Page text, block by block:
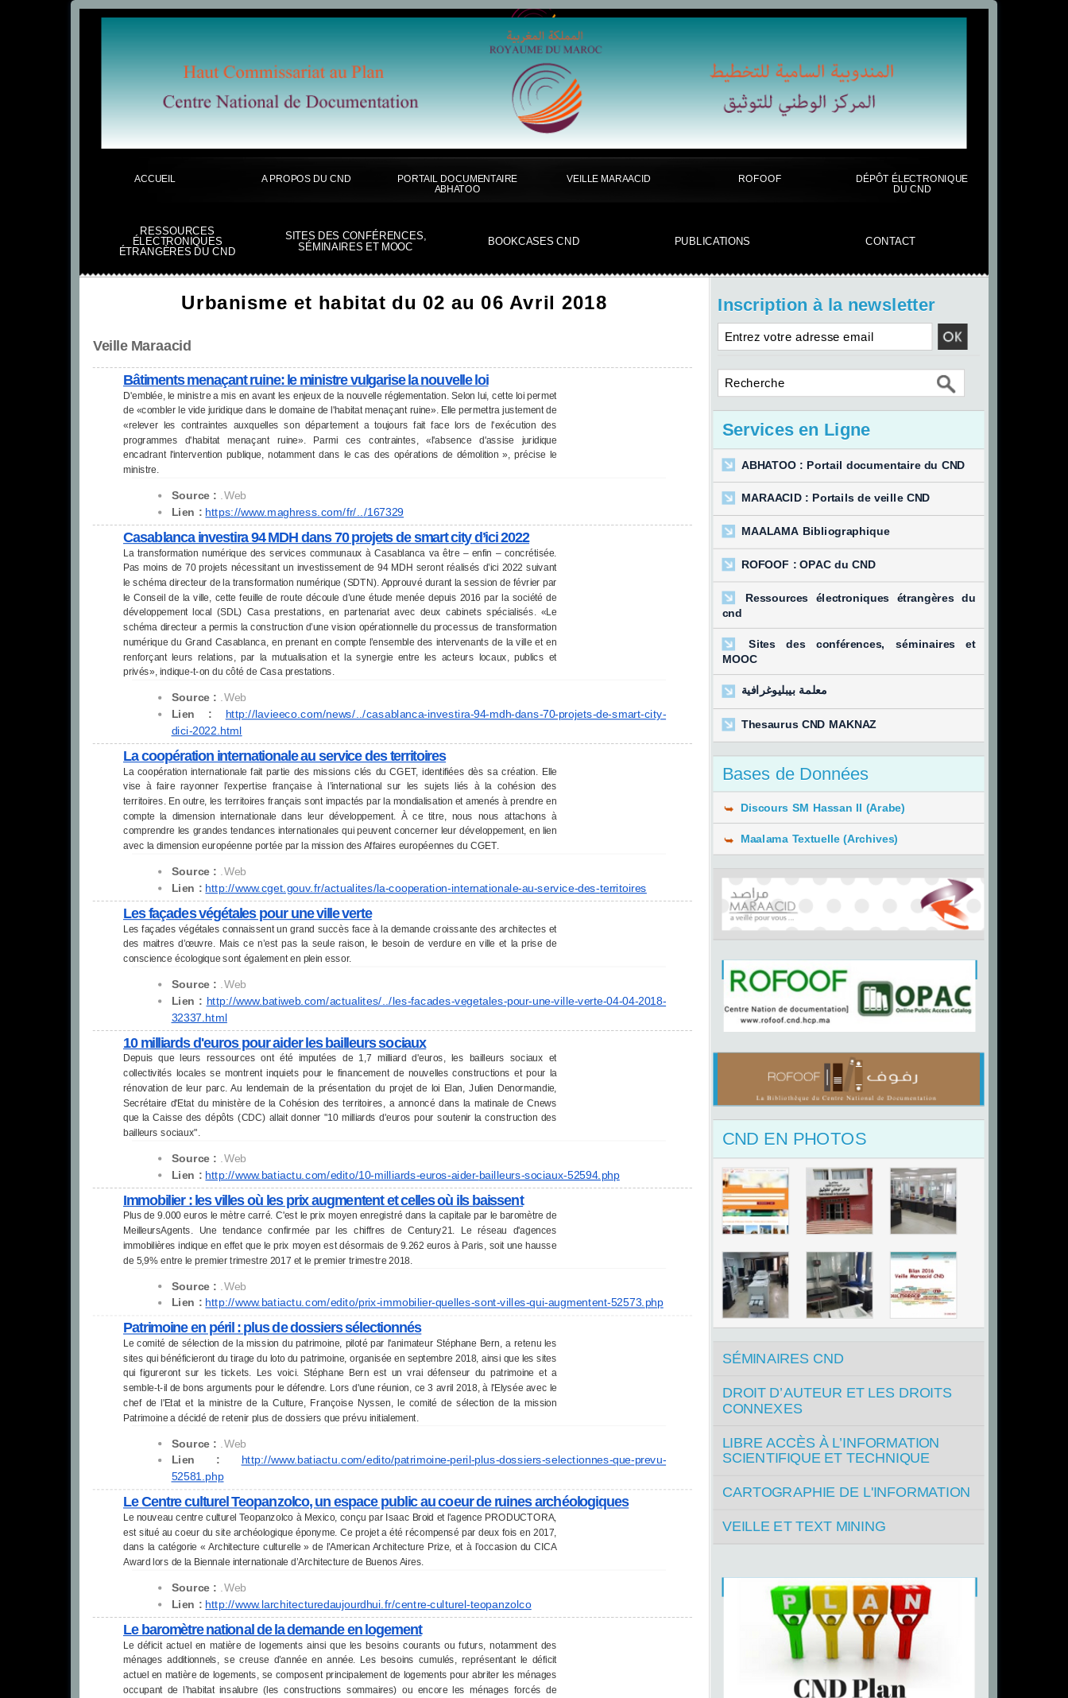
ACCUEIL A PROPOS DU CND PORTAIL DOCUMENTAIRE
ABHATOO
VEILLE MARAACID ROFOOF DÉPÔT ÉLECTRONIQUE
DU CND
RESSOURCES
ÉLECTRONIQUES
ÉTRANGÈRES DU CND
SITES DES CONFÉRENCES,
SÉMINAIRES ET MOOC
BOOKCASES CND PUBLICATIONS CONTACT
Urbanisme et habitat du 02 au 06 Avril 2018
Veille Maraacid
Bâtiments menaçant ruine: le ministre vulgarise la nouvelle loi
D'emblée, le ministre a mis en avant les enjeux de la nouvelle réglementation. Selon lui, cette loi permet
de «combler le vide juridique dans le domaine de l'habitat menaçant ruine». Elle permettra justement de
«relever les contraintes auxquelles son département a toujours fait face lors de l'exécution des
programmes d'habitat menaçant ruine». Parmi ces contraintes, «l'absence d'assise juridique
encadrant l'intervention publique, notamment dans le cas des opérations de démolition », précise le
ministre.
Source : .Web
Lien : https://www.maghress.com/fr/../167329
Casablanca investira 94 MDH dans 70 projets de smart city d’ici 2022
La transformation numérique des services communaux à Casablanca va être – enfin – concrétisée.
Pas moins de 70 projets nécessitant un investissement de 94 MDH seront réalisés d’ici 2022 suivant
le schéma directeur de la transformation numérique (SDTN). Approuvé durant la session de février par
le Conseil de la ville, cette feuille de route découle d’une étude menée depuis 2016 par la société de
développement local (SDL) Casa prestations, en partenariat avec deux cabinets spécialisés. «Le
schéma directeur a permis la construction d’une vision opérationnelle du processus de transformation
numérique du Grand Casablanca, en prenant en compte l’ensemble des intervenants de la ville et en
renforçant leurs relations, par la mutualisation et la synergie entre les acteurs locaux, publics et
privés», indique-t-on du côté de Casa prestations.
Source : .Web
Lien : http://lavieeco.com/news/../casablanca-investira-94-mdh-dans-70-projets-de-smart-city-
dici-2022.html
La coopération internationale au service des territoires
La coopération internationale fait partie des missions clés du CGET, identifiées dès sa création. Elle
vise à faire rayonner l’expertise française à l’international sur les sujets liés à la cohésion des
territoires. En outre, les territoires français sont impactés par la mondialisation et amenés à prendre en
compte la dimension internationale dans leur développement. À ce titre, nous nous attachons à
comprendre les grandes tendances internationales qui peuvent concerner leur développement, en lien
avec la dimension européenne portée par la mission des Affaires européennes du CGET.
Source : .Web
Lien : http://www.cget.gouv.fr/actualites/la-cooperation-internationale-au-service-des-territoires
Les façades végétales pour une ville verte
Les façades végétales connaissent un grand succès face à la demande croissante des architectes et
des maitres d’œuvre. Mais ce n’est pas la seule raison, le besoin de verdure en ville et la prise de
conscience écologique sont également en plein essor.
Source : .Web
Lien : http://www.batiweb.com/actualites/../les-facades-vegetales-pour-une-ville-verte-04-04-2018-
32337.html
10 milliards d'euros pour aider les bailleurs sociaux
Depuis que leurs ressources ont été imputées de 1,7 milliard d'euros, les bailleurs sociaux et
collectivités locales se montrent inquiets pour le financement de nouvelles constructions et pour la
rénovation de leur parc. Au lendemain de la présentation du projet de loi Elan, Julien Denormandie,
Secrétaire d'Etat du ministère de la Cohésion des territoires, a annoncé dans la matinale de Cnews
que la Caisse des dépôts (CDC) allait donner "10 milliards d'euros pour soutenir la construction des
bailleurs sociaux".
Source : .Web
Lien : http://www.batiactu.com/edito/10-milliards-euros-aider-bailleurs-sociaux-52594.php
Immobilier : les villes où les prix augmentent et celles où ils baissent
Plus de 9.000 euros le mètre carré. C'est le prix moyen enregistré dans la capitale par le baromètre de
MeilleursAgents. Une tendance confirmée par les chiffres de Century21. Le réseau d'agences
immobilières indique en effet que le prix moyen est désormais de 9.262 euros à Paris, soit une hausse
de 5,9% entre le premier trimestre 2017 et le premier trimestre 2018.
Source :
.Web
Lien : http://www.batiactu.com/edito/prix-immobilier-quelles-sont-villes-qui-augmentent-52573.php
Patrimoine en péril : plus de dossiers sélectionnés
Le comité de sélection de la mission du patrimoine, piloté par l'animateur Stéphane Bern, a retenu les
sites qui bénéficieront du tirage du loto du patrimoine, organisée en septembre 2018, ainsi que les sites
qui figureront sur les tickets. Les voici. Stéphane Bern est un vrai défenseur du patrimoine et a
semble-t-il de bons arguments pour le défendre. Lors d'une réunion, ce 3 avril 2018, à l'Elysée avec le
chef de l'Etat et la ministre de la Culture, Françoise Nyssen, le comité de sélection de la mission
Patrimoine a décidé de retenir plus de dossiers que prévu initialement.
Source :
.Web
Lien : http://www.batiactu.com/edito/patrimoine-peril-plus-dossiers-selectionnes-que-prevu-
52581.php
Le Centre culturel Teopanzolco, un espace public au coeur de ruines archéologiques
Le nouveau centre culturel Teopanzolco à Mexico, conçu par Isaac Broid et l’agence PRODUCTORA,
est situé au coeur du site archéologique éponyme. Ce projet a été récompensé par deux fois en 2017,
dans la catégorie « Architecture culturelle » de l’American Architecture Prize, et à l’occasion du CICA
Award lors de la Biennale internationale d’Architecture de Buenos Aires.
Source : .Web
Lien : http://www.larchitecturedaujourdhui.fr/centre-culturel-teopanzolco
Le baromètre national de la demande en logement
Le déficit actuel en matière de logements ainsi que les besoins courants ou futurs, notamment des
ménages additionnels, se creuse d’année en année. Les besoins cumulés, représentant le déficit
actuel en matière de logements, se composent principalement de logements pour abriter les ménages
occupant de l’habitat insalubre (les constructions sommaires) ou encore les ménages forcés de
Inscription à la newsletter
Services en Ligne
ABHATOO : Portail documentaire du CND
MARAACID : Portails de veille CND
MAALAMA Bibliographique
ROFOOF : OPAC du CND
Ressources électroniques étrangères du
cnd
Sites des conférences, séminaires et
MOOC
معلمة بيبليوغرافية
Thesaurus CND MAKNAZ
Bases de Données
Discours SM Hassan II (Arabe)
Maalama Textuelle (Archives)
CND EN PHOTOS
SÉMINAIRES CND
DROIT D’AUTEUR ET LES DROITS
CONNEXES
LIBRE ACCÈS À L’INFORMATION
SCIENTIFIQUE ET TECHNIQUE
CARTOGRAPHIE DE L'INFORMATION
VEILLE ET TEXT MINING